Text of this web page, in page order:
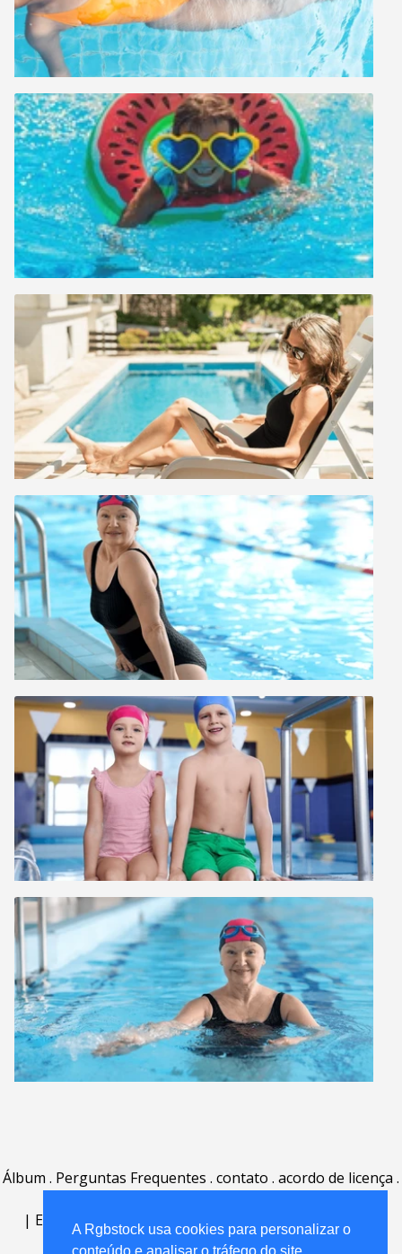
A Rgbstock usa cookies para personalizar o
Álbum . Perguntas Frequentes . contato . acordo de licença .
| English | Deutsch Español Português
Nederlands|